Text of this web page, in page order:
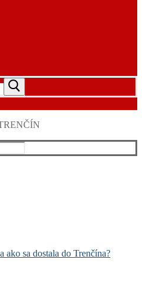
ako sa dostala do Trenčína?